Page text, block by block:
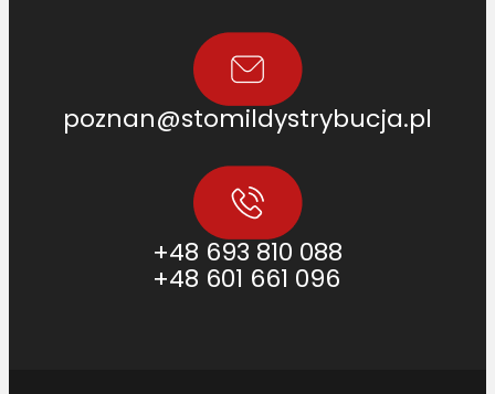
poznan@stomildystrybucja.pl
+48 693 810 088
+48 601 661 096